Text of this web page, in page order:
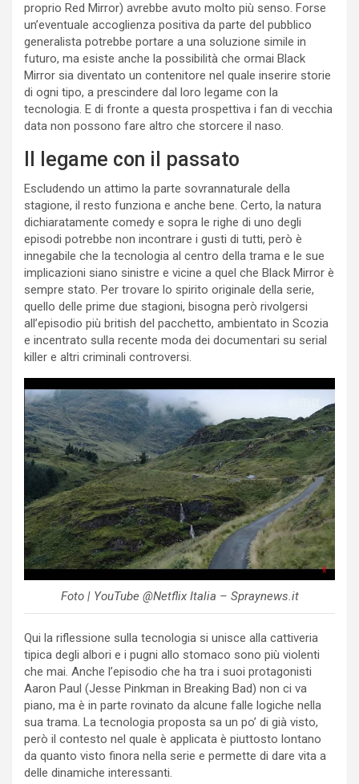
proprio Red Mirror) avrebbe avuto molto più senso. Forse
un’eventuale accoglienza positiva da parte del pubblico
generalista potrebbe portare a una soluzione simile in
futuro, ma esiste anche la possibilità che ormai Black
Mirror sia diventato un contenitore nel quale inserire storie
di ogni tipo, a prescindere dal loro legame con la
tecnologia. E di fronte a questa prospettiva i fan di vecchia
data non possono fare altro che storcere il naso.
Il legame con il passato
Escludendo un attimo la parte sovrannaturale della
stagione, il resto funziona e anche bene. Certo, la natura
dichiaratamente comedy e sopra le righe di uno degli
episodi potrebbe non incontrare i gusti di tutti, però è
innegabile che la tecnologia al centro della trama e le sue
implicazioni siano sinistre e vicine a quel che Black Mirror è
sempre stato. Per trovare lo spirito originale della serie,
quello delle prime due stagioni, bisogna però rivolgersi
all’episodio più british del pacchetto, ambientato in Scozia
e incentrato sulla recente moda dei documentari su serial
killer e altri criminali controversi.
Foto | YouTube @Netflix Italia – Spraynews.it
Qui la riflessione sulla tecnologia si unisce alla cattiveria
tipica degli albori e i pugni allo stomaco sono più violenti
che mai. Anche l’episodio che ha tra i suoi protagonisti
Aaron Paul (Jesse Pinkman in Breaking Bad) non ci va
piano, ma è in parte rovinato da alcune falle logiche nella
sua trama. La tecnologia proposta sa un po’ di già visto,
però il contesto nel quale è applicata è piuttosto lontano
da quanto visto finora nella serie e permette di dare vita a
delle dinamiche interessanti.